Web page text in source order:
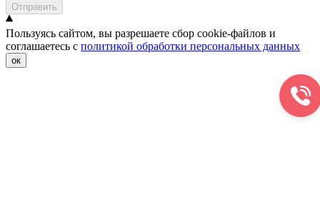
Отправить
Пользуясь сайтом, вы разрешаете сбор cookie-файлов и
соглашаетесь с политикой обработки персональных данных
ок